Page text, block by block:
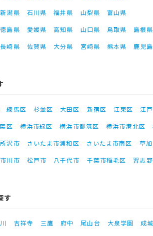
新潟県 石川県 福井県 山梨県
富山県
徳島県 愛媛県 高知県 山口県 鳥取県 島根県
長崎県 佐賀県 大分県 宮崎県 熊本県 鹿児
練馬区 杉並区 大田区 新宿区 江東区 江
区 横浜市緑区 横浜市都筑区 横浜市港北区
所沢市 さいたま市浦和区 さいたま市南区 草
市川市 松戸市 八千代市 千葉市稲毛区 習志
す
吉祥寺 三鷹 府中 尾山台 大泉学園 成